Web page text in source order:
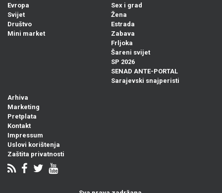
Evropa
Svijet
Društvo
Mini market
Sex i grad
Žena
Estrada
Zabava
Frljoka
Šareni svijet
SP 2026
SENAD ANTE-PORTAL
Sarajevski snajperisti
Arhiva
Marketing
Pretplata
Kontakt
Impressum
Uslovi korištenja
Zaštita privatnosti